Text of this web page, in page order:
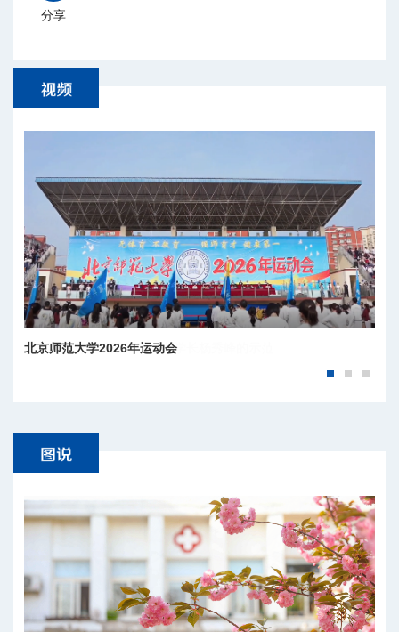
分享
树立和践行正确政绩观：老学长杨秀峰的示范
北京师范大学2026年运动会